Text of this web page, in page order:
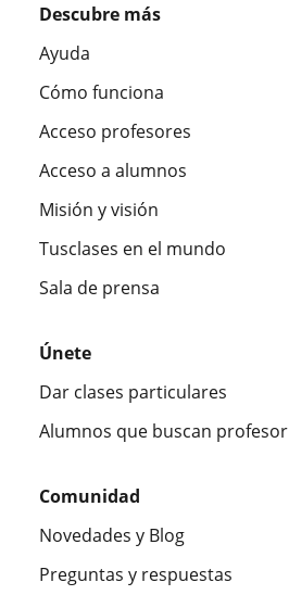
Descubre más
Ayuda
Cómo funciona
Acceso profesores
Acceso a alumnos
Misión y visión
Tusclases en el mundo
Sala de prensa
Únete
Dar clases particulares
Alumnos que buscan profesor
Comunidad
Novedades y Blog
Preguntas y respuestas